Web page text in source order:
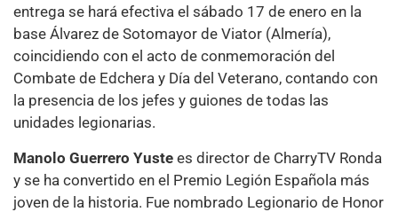
entrega se hará efectiva el sábado 17 de enero en la
base Álvarez de Sotomayor de Viator (Almería),
coincidiendo con el acto de conmemoración del
Combate de Edchera y Día del Veterano, contando con
la presencia de los jefes y guiones de todas las
unidades legionarias.
Manolo Guerrero Yuste es director de CharryTV Ronda
y se ha convertido en el Premio Legión Española más
joven de la historia. Fue nombrado Legionario de Honor